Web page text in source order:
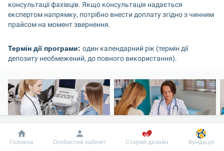
консультації фахівців. Якщо консультація надається
експертом напрямку, потрібно внести доплату згідно з чинним
прайсом на момент звернення.
Термін дії програми: один календарний рік (термін дії
депозиту необмежений, до повного використання).
Добробут Інформація Пацієнту
Головна Особистий кабінет Старий дизайн Фундація